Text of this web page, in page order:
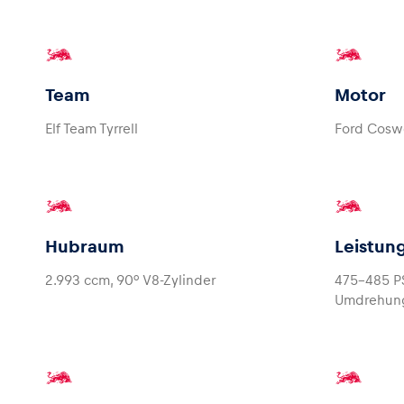
Team
Elf Team Tyrrell
Motor
Ford
Hubraum
2.993 ccm, 90° V8-Zylinder
475-485